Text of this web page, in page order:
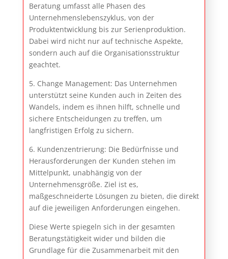
Beratung umfasst alle Phasen des
Unternehmenslebenszyklus, von der
Produktentwicklung bis zur Serienproduktion.
Dabei wird nicht nur auf technische Aspekte,
sondern auch auf die Organisationsstruktur
geachtet.
5. Change Management: Das Unternehmen
unterstützt seine Kunden auch in Zeiten des
Wandels, indem es ihnen hilft, schnelle und
sichere Entscheidungen zu treffen, um
langfristigen Erfolg zu sichern.
6. Kundenzentrierung: Die Bedürfnisse und
Herausforderungen der Kunden stehen im
Mittelpunkt, unabhängig von der
Unternehmensgröße. Ziel ist es,
maßgeschneiderte Lösungen zu bieten, die direkt
auf die jeweiligen Anforderungen eingehen.
Diese Werte spiegeln sich in der gesamten
Beratungstätigkeit wider und bilden die
Grundlage für die Zusammenarbeit mit den